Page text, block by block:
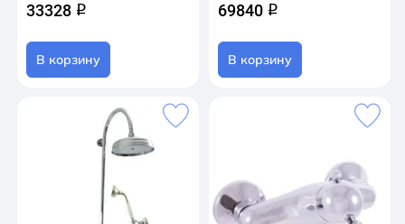
33328 q
В корзину
69840 q
В корзину